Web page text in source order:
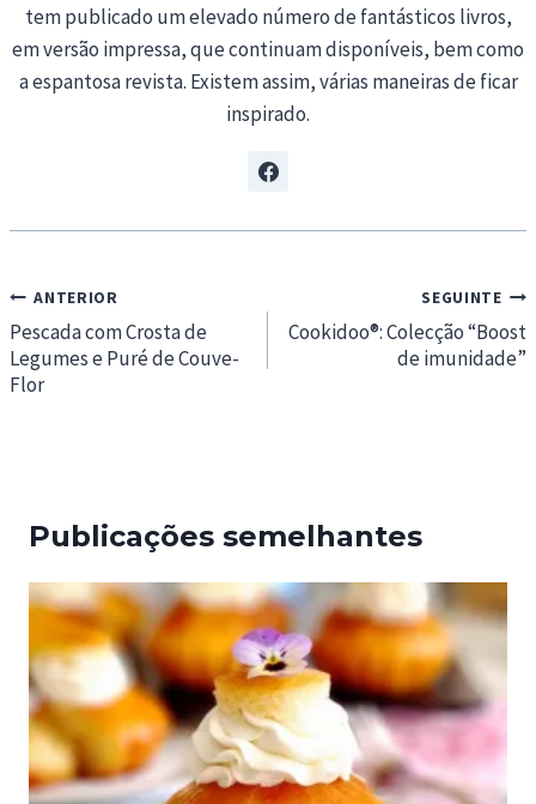
tem publicado um elevado número de fantásticos livros,
em versão impressa, que continuam disponíveis, bem como
a espantosa revista. Existem assim, várias maneiras de ficar
inspirado.
Navegação
de
artigos
ANTERIOR
Pescada com Crosta de
Legumes e Puré de Couve-
Flor
SEGUINTE
Cookidoo®: Colecção “Boost
de imunidade”
Publicações semelhantes